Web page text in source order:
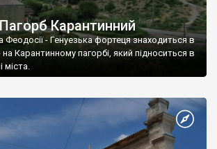
Карантинний
- Генуезька фортеця знаходиться в
Карантинному пагорбі, який підноситься в
міста.